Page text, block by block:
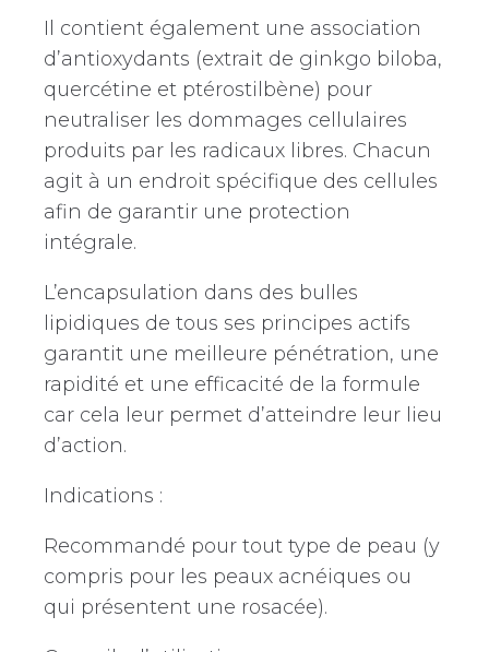
Il contient également une association
d’antioxydants (extrait de ginkgo biloba,
quercétine et ptérostilbène) pour
neutraliser les dommages cellulaires
produits par les radicaux libres. Chacun
agit à un endroit spécifique des cellules
afin de garantir une protection
intégrale.
L’encapsulation dans des bulles
lipidiques de tous ses principes actifs
garantit une meilleure pénétration, une
rapidité et une efficacité de la formule
car cela leur permet d’atteindre leur lieu
d’action.
Indications :
Recommandé pour tout type de peau (y
compris pour les peaux acnéiques ou
qui présentent une rosacée).